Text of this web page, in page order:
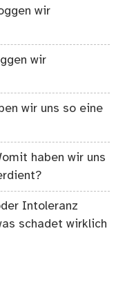
wir
wir
wir uns so eine
haben wir uns
Intoleranz
schadet wirklich